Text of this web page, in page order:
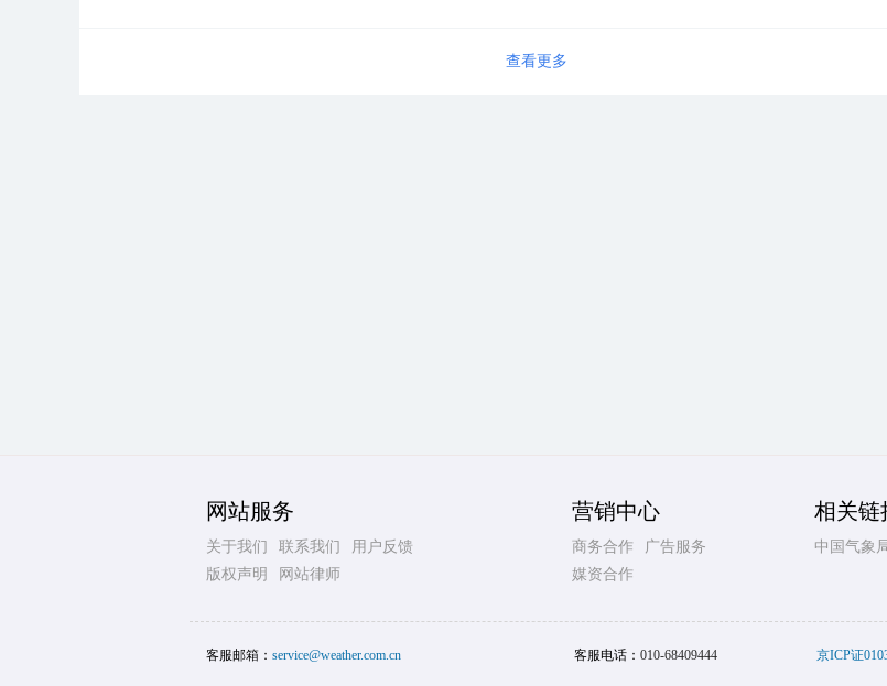
查看更多
网站服务
关于我们 联系我们
用户反馈
版权声明
网站律师
营销中心
商务合作
广告服务
媒资合作
相关链
中国气象
客服邮箱： service@weather.com.cn 客服电话： 010-68409444 京ICP证